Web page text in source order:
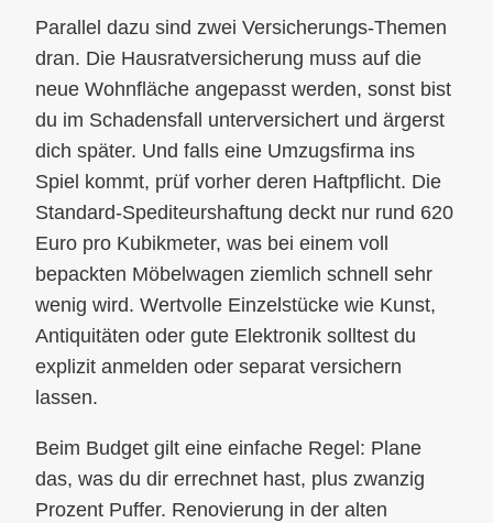
Parallel dazu sind zwei Versicherungs-Themen
dran. Die Hausratversicherung muss auf die
neue Wohnfläche angepasst werden, sonst bist
du im Schadensfall unterversichert und ärgerst
dich später. Und falls eine Umzugsfirma ins
Spiel kommt, prüf vorher deren Haftpflicht. Die
Standard-Spediteurshaftung deckt nur rund 620
Euro pro Kubikmeter, was bei einem voll
bepackten Möbelwagen ziemlich schnell sehr
wenig wird. Wertvolle Einzelstücke wie Kunst,
Antiquitäten oder gute Elektronik solltest du
explizit anmelden oder separat versichern
lassen.
Beim Budget gilt eine einfache Regel: Plane
das, was du dir errechnet hast, plus zwanzig
Prozent Puffer. Renovierung in der alten